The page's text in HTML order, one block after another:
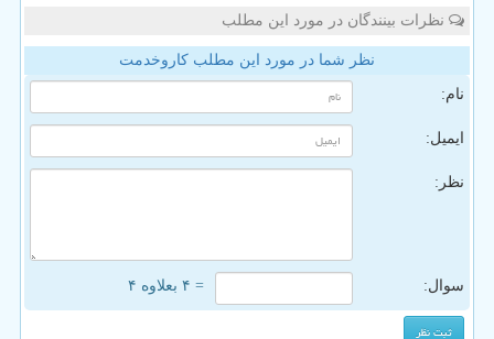
نظرات بینندگان در مورد این مطلب
نظر شما در مورد این مطلب کاروخدمت
نام:
ایمیل:
نظر:
سوال: = ۴ بعلاوه ۴